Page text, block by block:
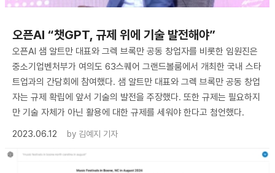
오픈AI “챗GPT, 규제 위에 기술 발전해야”
오픈AI 샘 알트만 대표와 그렉 브록만 공동 창업자를 비롯한 임원진은
중소기업벤처부가 여의도 63스퀘어 그랜드볼룸에서 개최한 국내 스타
트업과의 간담회에 참여했다. 샘 알트만 대표와 그렉 브록만 공동 창업
자는 규제 확립에 앞서 기술의 발전을 주장했다. 또한 규제는 필요하지
만 기술 자체가 아닌 활용에 대한 규제를 세워야 한다고 첨언했다.
2023.06.12
by 김예지 기자